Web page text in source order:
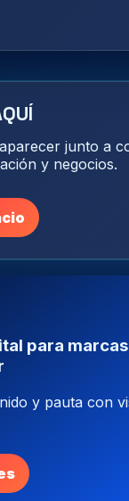
junto a
y negocios.
para
y pauta con